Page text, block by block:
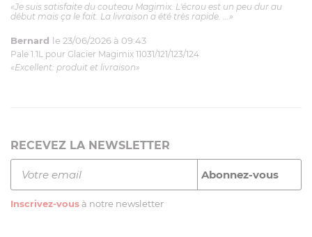
«Je suis satisfaite du couteau Magimix. L'écrou est un peu dur au
début mais ça le fait. La livraison a été très rapide. ...»
Bernard le 23/06/2026 à 09:43
Pale 1.1L pour Glacier Magimix 11031/121/123/124
«Excellent: produit et livraison»
RECEVEZ LA NEWSLETTER
Inscrivez-vous à notre newsletter